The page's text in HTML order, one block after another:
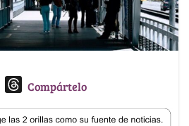
a
T
r
Compártelo